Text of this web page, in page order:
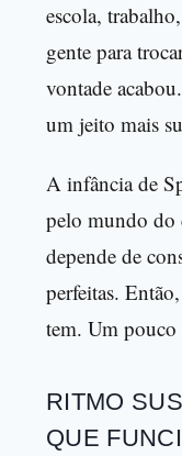
escola,
gente para
vontade
um jeito mais
A infância de
pelo mundo do
depende de
perfeitas.
tem. Um pouco
RITMO
QUE